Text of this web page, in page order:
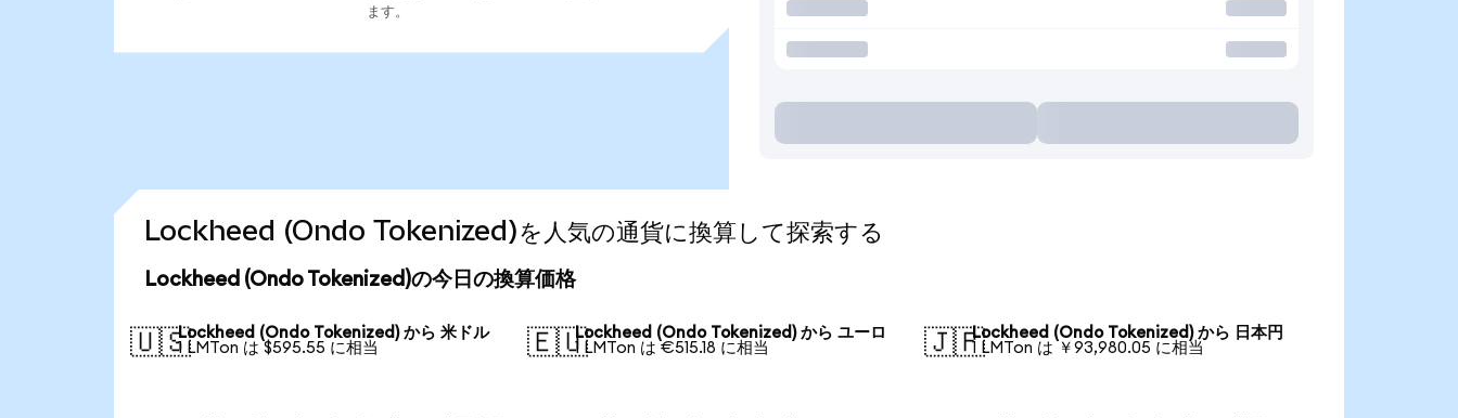
ます。
Lockheed (Ondo Tokenized)を人気の通貨に換算して探索する
Lockheed (Ondo Tokenized)の今日の換算価格
🇺🇸Lockheed (Ondo Tokenized) から 米ドル
1 LMTon は $595.55 に相当
🇪🇺Lockheed (Ondo Tokenized) から ユーロ
1 LMTon は €515.18 に相当
🇯🇵Lockheed (Ondo Tokenized) から 日本円
1 LMTon は ￥93,980.05 に相当